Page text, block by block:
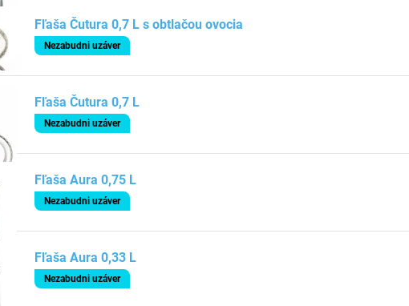
Fľaša Čutura 0,7 L s obtlačou ovocia
Nezabudni uzáver
Fľaša Čutura 0,7 L
Nezabudni uzáver
Fľaša Aura 0,75 L
Nezabudni uzáver
Fľaša Aura 0,33 L
Nezabudni uzáver